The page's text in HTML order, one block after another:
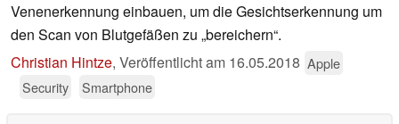
Venenerkennung einbauen, um die Gesichtserkennung um
den Scan von Blutgefäßen zu „bereichern“.
Christian Hintze, Veröffentlicht am 16.05.2018 Apple
Security
Smartphone